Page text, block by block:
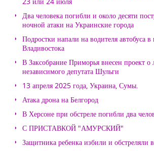
Два человека погибли и около десяти
ночной атаки на Украинские города
Подростки напали на водителя автобуса в
Владивостока
В Заксобрание Приморья внесен проект
независимого депутата Шульги
13 апреля 2025 года, Украина, Сумы.
Атака дрона на Белгород
В Херсоне при обстреле погибли два
С ПРИСТАВКОЙ "АМУРСКИЙ"
Защитника ребенка избили и обстреляли